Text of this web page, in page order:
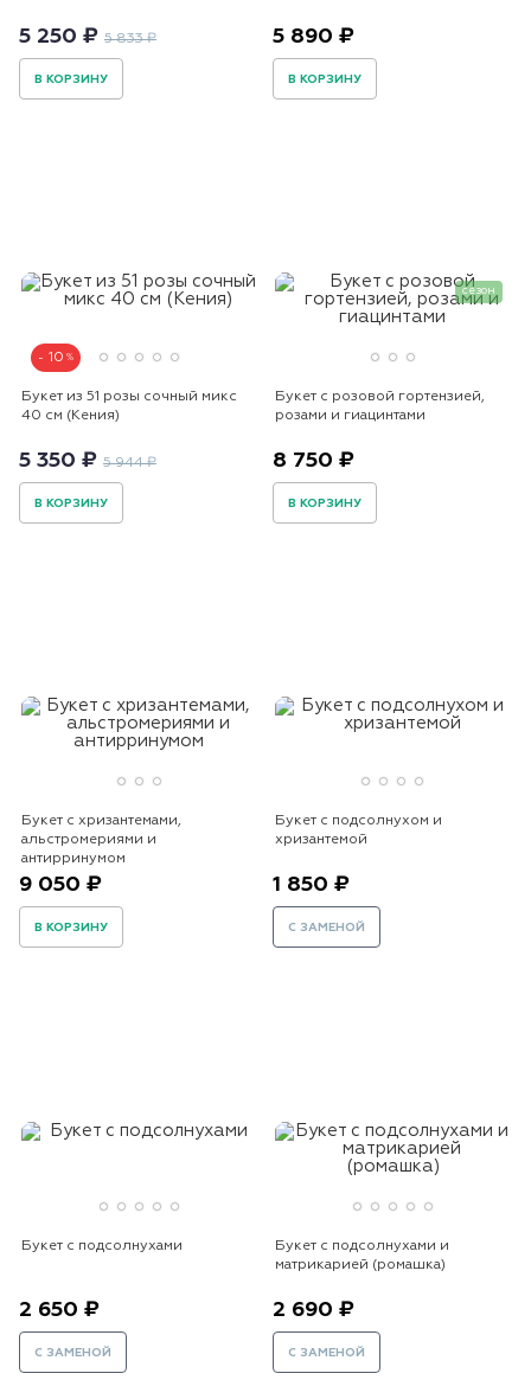
5 250 ₽ 5 833 ₽
В КОРЗИНУ
5 890 ₽
В КОРЗИНУ
10
Букет из 51 розы сочный микс
40 см (Кения)
5 350 ₽ 5 944 ₽
В КОРЗИНУ
сезон
Букет с розовой гортензией,
розами и гиацинтами
8 750 ₽
В КОРЗИНУ
Букет с хризантемами,
альстромериями и
антирринумом
9 050 ₽
В КОРЗИНУ
Букет с подсолнухом и
хризантемой
1 850 ₽
С ЗАМЕНОЙ
Букет с подсолнухами
2 650 ₽
С ЗАМЕНОЙ
Букет с подсолнухами и
матрикарией (ромашка)
2 690 ₽
С ЗАМЕНОЙ